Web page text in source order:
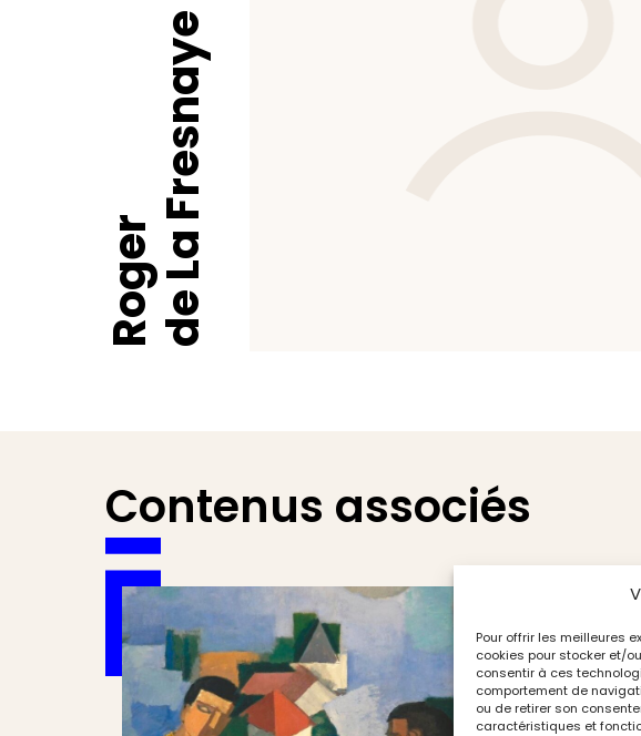
Pour offrir les meilleures
cookies pour stocker et/
consentir à ces
comportement de
ou de retirer son
caractéristiques et
Rogerde La Fresnaye
Contenus associés